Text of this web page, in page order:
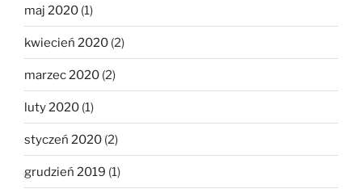
maj 2020 (1)
kwiecień 2020 (2)
marzec 2020 (2)
luty 2020 (1)
styczeń 2020 (2)
grudzień 2019 (1)